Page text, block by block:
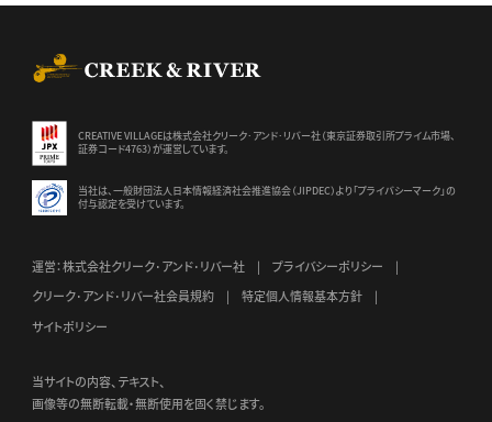
CREATIVE VILLAGEは株式会社クリーク･アンド･リバー社（東京証券取引所プライム市場、
証券コード4763）が運営しています。
当社は、一般財団法人日本情報経済社会推進協会（JIPDEC）より 「プライバシーマーク」の
付与認定を受けています。
運営：株式会社クリーク･アンド･リバー社
プライバシーポリシー
クリーク･アンド･リバー社会員規約
特定個人情報基本方針
サイトポリシー
当サイトの内容、テキスト、
画像等の無断転載・無断使用を固く禁じます。